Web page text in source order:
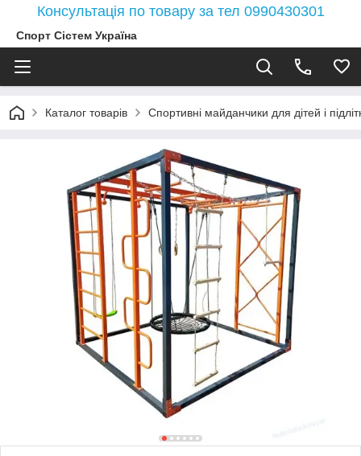
Консультація по товару за тел 0990430301
Спорт Сістем Україна
Каталог товарів Спортивні майданчики для дітей і